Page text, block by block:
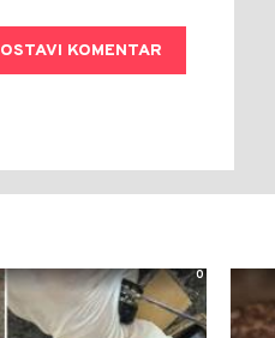
OSTAVI KOMENTAR
0